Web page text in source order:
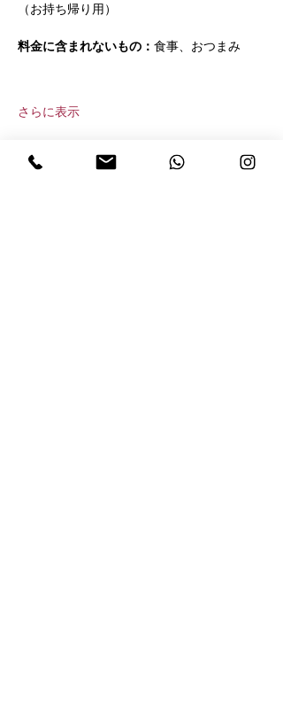
（お持ち帰り用）
料金に含まれないもの： 食事、おつまみ
さらに表示